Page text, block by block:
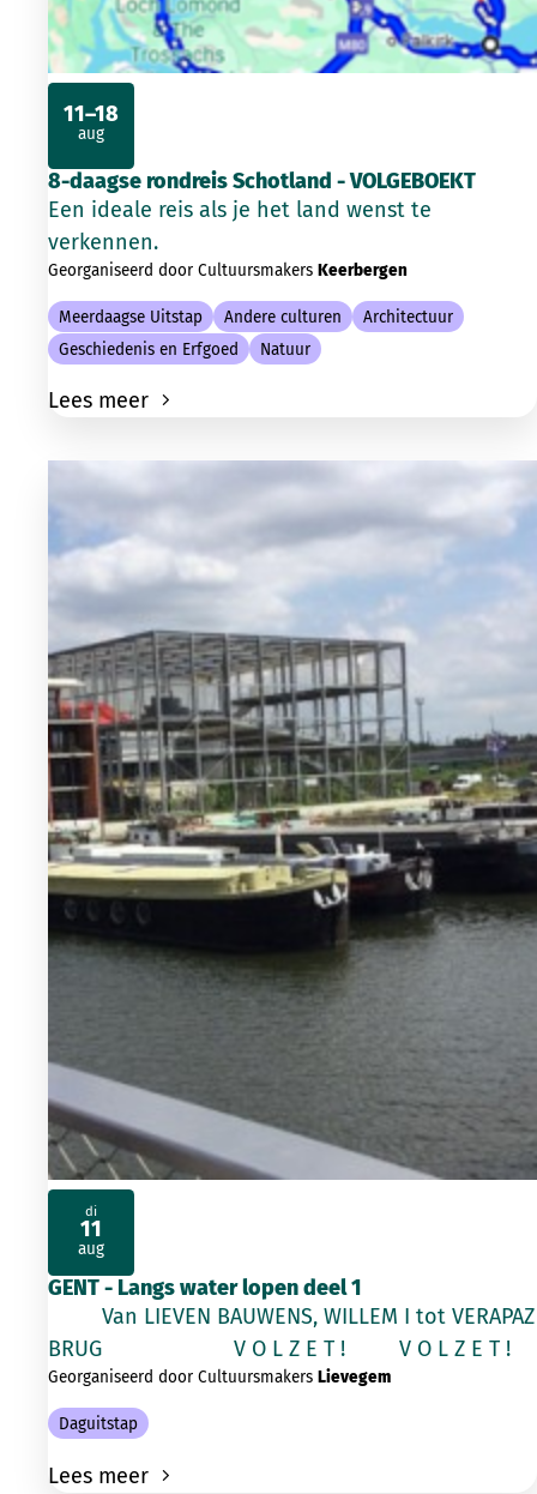
8-daagse rondreis Schotland - VOLGEBOEKT
Een ideale reis als je het land wenst te
verkennen.
Georganiseerd door Cultuursmakers Keerbergen
Meerdaagse Uitstap Andere culturen
Architectuur
Geschiedenis en Erfgoed
Natuur
Lees meer
11–18
aug
2026
GENT - Langs water lopen deel 1
Van LIEVEN BAUWENS, WILLEM I tot VERAPAZ
BRUG V O L Z E T ! V O L Z E T !
Georganiseerd door Cultuursmakers Lievegem
Daguitstap
Lees meer
di
11
aug
2026